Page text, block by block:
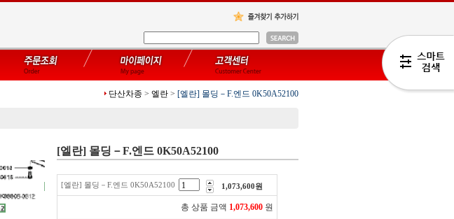
단산차종 > 엘란 > [엘란] 몰딩－F.엔드 0K50A52100
[엘란] 몰딩－F.엔드 0K50A52100
[엘란] 몰딩－F.엔드 0K50A52100 1,073,600원
총 상품 금액 1,073,600 원